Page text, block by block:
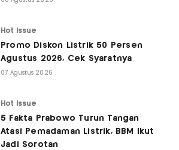
Hot Issue
Promo Diskon Listrik 50 Persen
Agustus 2026, Cek Syaratnya
07 Agustus 2026
Hot Issue
5 Fakta Prabowo Turun Tangan
Atasi Pemadaman Listrik, BBM Ikut
Jadi Sorotan